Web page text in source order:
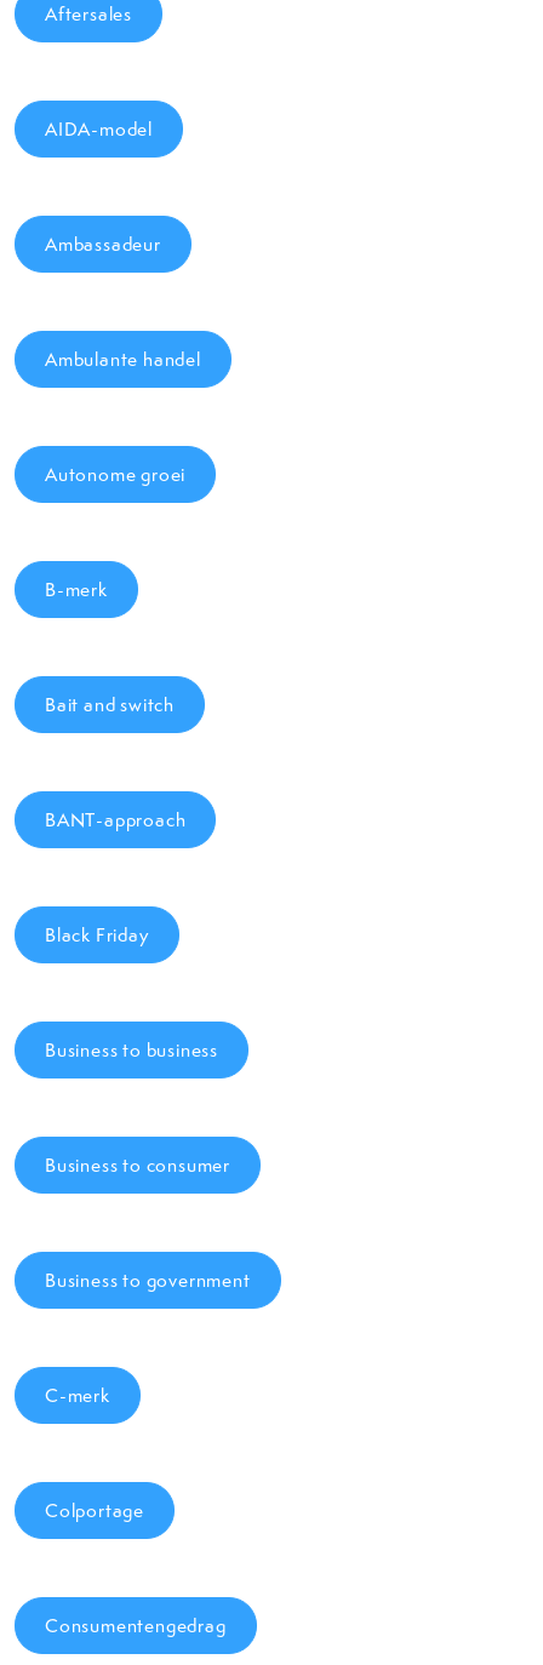
Aftersales
AIDA-model
Ambassadeur
Ambulante handel
Autonome groei
B-merk
Bait and switch
BANT-approach
Black Friday
Business to business
Business to consumer
Business to government
C-merk
Colportage
Consumentengedrag